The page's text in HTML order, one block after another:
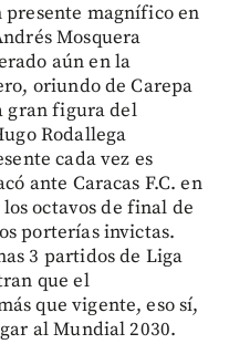
presente magnífico en
Mosquera
aún en la
oriundo de Carepa
gran figura del
Rodallega
cada vez es
ante Caracas F.C. en
octavos de final de
porterías invictas.
3 partidos de Liga
que el
que vigente, eso sí,
al Mundial 2030.